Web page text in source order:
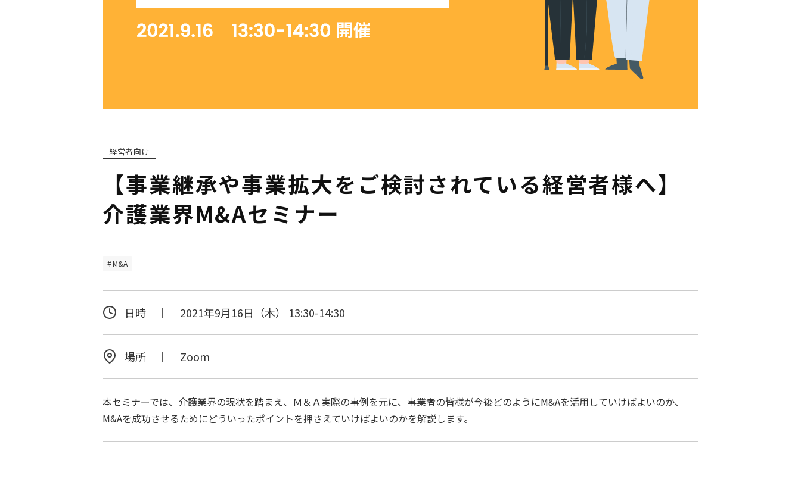
経営者向け
【事業継承や事業拡大をご検討されている経営者様へ】
介護業界M&Aセミナー
M&A
日時 ｜ 2021年9月16日（木） 13:30-14:30
場所 ｜ Zoom
本セミナーでは、介護業界の現状を踏まえ、Ｍ＆Ａ実際の事例を元に、事業者の皆様が今後どのようにM&Aを活用していけばよいのか、
M&Aを成功させるためにどういったポイントを押さえていけばよいのかを解説します。